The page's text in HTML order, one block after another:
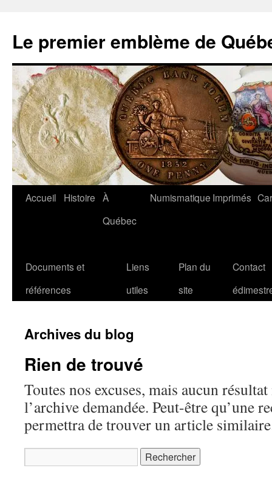
contenu
Le premier emblème de
Accueil Histoire À
Québec
Numismatique Imprimés
Documents et
références
Liens
utiles
Plan du
site
Contact
Archives du blog
Rien de trouvé
Toutes nos excuses, mais aucun
l’archive demandée. Peut-être qu’une
permettra de trouver un article